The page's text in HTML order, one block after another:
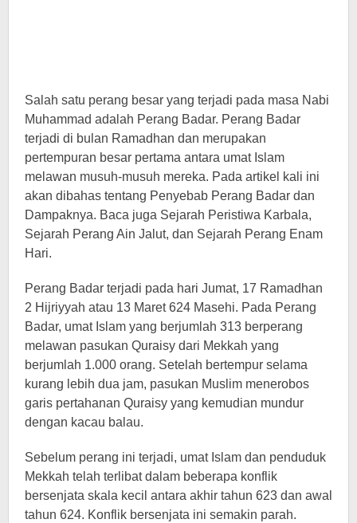
Salah satu perang besar yang terjadi pada masa Nabi
Muhammad adalah Perang Badar. Perang Badar
terjadi di bulan Ramadhan dan merupakan
pertempuran besar pertama antara umat Islam
melawan musuh-musuh mereka. Pada artikel kali ini
akan dibahas tentang Penyebab Perang Badar dan
Dampaknya. Baca juga Sejarah Peristiwa Karbala,
Sejarah Perang Ain Jalut, dan Sejarah Perang Enam
Hari.
Perang Badar terjadi pada hari Jumat, 17 Ramadhan
2 Hijriyyah atau 13 Maret 624 Masehi. Pada Perang
Badar, umat Islam yang berjumlah 313 berperang
melawan pasukan Quraisy dari Mekkah yang
berjumlah 1.000 orang. Setelah bertempur selama
kurang lebih dua jam, pasukan Muslim menerobos
garis pertahanan Quraisy yang kemudian mundur
dengan kacau balau.
Sebelum perang ini terjadi, umat Islam dan penduduk
Mekkah telah terlibat dalam beberapa konflik
bersenjata skala kecil antara akhir tahun 623 dan awal
tahun 624. Konflik bersenjata ini semakin parah.